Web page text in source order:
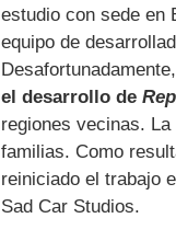
estudio con sede en
equipo de
Desafortunadamente,
el desarrollo de
regiones vecinas.
familias. Como
reiniciado el trabajo
Sad Car Studios.